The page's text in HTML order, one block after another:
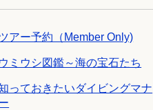
アー予約（Member Only)
ウミウシ図鑑～海の宝石たち
っておきたいダイビングマナ